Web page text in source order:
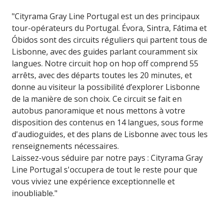
"Cityrama Gray Line Portugal est un des principaux
tour-opérateurs du Portugal. Évora, Sintra, Fátima et
Óbidos sont des circuits réguliers qui partent tous de
Lisbonne, avec des guides parlant couramment six
langues. Notre circuit hop on hop off comprend 55
arrêts, avec des départs toutes les 20 minutes, et
donne au visiteur la possibilité d’explorer Lisbonne
de la manière de son choix. Ce circuit se fait en
autobus panoramique et nous mettons à votre
disposition des contenus en 14 langues, sous forme
d'audioguides, et des plans de Lisbonne avec tous les
renseignements nécessaires.
Laissez-vous séduire par notre pays : Cityrama Gray
Line Portugal s'occupera de tout le reste pour que
vous viviez une expérience exceptionnelle et
inoubliable."